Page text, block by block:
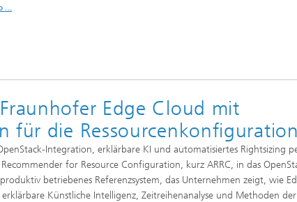
...
Edge Cloud mit
für die Ressourcenkonfiguration
Integration, erklärbare KI und automatisiertes Rightsizing
for Resource Configuration, kurz ARRC, in das
betriebenes Referenzsystem, das Unternehmen zeigt, wie
Künstliche Intelligenz, Zeitreihenanalyse und Methoden der